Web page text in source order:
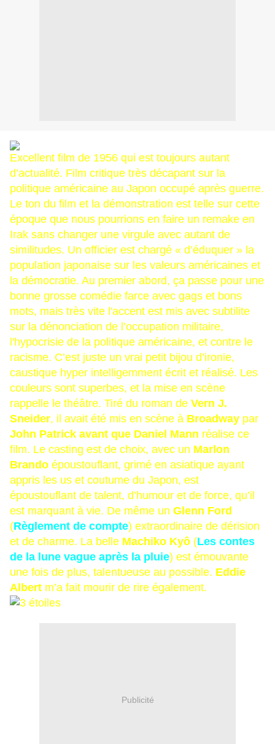
Excellent film de 1956 qui est toujours autant
d’actualité. Film critique très décapant sur la
politique américaine au Japon occupé après guerre.
Le ton du film et la démonstration est telle sur cette
époque que nous pourrions en faire un remake en
Irak sans changer une virgule avec autant de
similitudes. Un officier est chargé « d’éduquer » la
population japonaise sur les valeurs américaines et
la démocratie. Au premier abord, ça passe pour une
bonne grosse comédie farce avec gags et bons
mots, mais très vite l'accent est mis avec subtilite
sur la dénonciation de l’occupation militaire,
l'hypocrisie de la politique américaine, et contre le
racisme. C’est juste un vrai petit bijou d’ironie,
caustique hyper intelligemment écrit et réalisé. Les
couleurs sont superbes, et la mise en scène
rappelle le théâtre. Tiré du roman de Vern J.
Sneider, il avait été mis en scène à Broadway par
John Patrick avant que Daniel Mann réalise ce
film. Le casting est de choix, avec un Marlon
Brando époustouflant, grimé en asiatique ayant
appris les us et coutume du Japon, est
époustouflant de talent, d’humour et de force, qu’il
est marquant à vie. De même un Glenn Ford
(Règlement de compte) extraordinaire de dérision
et de charme. La belle Machiko Kyô (Les contes
de la lune vague après la pluie) est émouvante
une fois de plus, talentueuse au possible. Eddie
Albert m’a fait mourir de rire également.
Publicité